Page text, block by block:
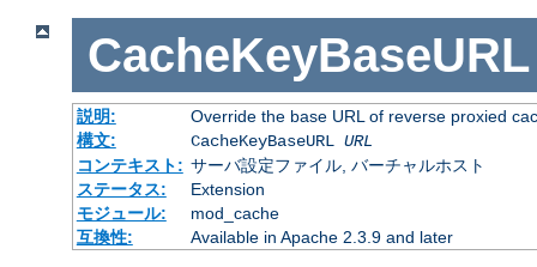
CacheKeyBaseURL
説明:
Override the base URL of reverse proxied
構文:
CacheKeyBaseURL URL
コンテキスト: サーバ設定ファイル, バーチャルホスト
ステータス:
Extension
モジュール:
mod_cache
互換性:
Available in Apache 2.3.9 and later